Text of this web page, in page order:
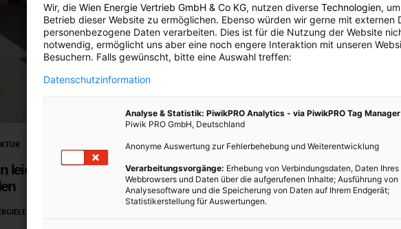
leicht wie Lego
REDAKTION
Wir, die Wien Energie Vertrieb GmbH & Co KG, nutzen diverse Technologien,
Betrieb dieser Website zu ermöglichen. Ebenso würden wir gerne mit externen
personenbezogene Daten verarbeiten. Dies ist für die Nutzung der Website
notwendig, ermöglicht uns aber eine noch engere Interaktion mit unseren
Besuchern. Falls gewünscht, bitte eine Auswahl treffen:
Datenschutzinformation
Analyse & Statistik: PiwikPRO Analytics - via PiwikPRO Tag Manager
Piwik PRO GmbH, Deutschland
Anonyme Auswertung zur Fehlerbehebung und Weiterentwicklung
Verarbeitungsvorgänge: Erhebung von Verbindungsdaten, Daten Ihres
Webbrowsers und Daten über die aufgerufenen Inhalte; Ausführung von
Analysesoftware und die Speicherung von Daten auf Ihrem Endgerät;
Statistikerstellung für Auswertungen.